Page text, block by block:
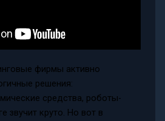
фирмы активно
решения:
средства, роботы-
звучит круто. Но вот в